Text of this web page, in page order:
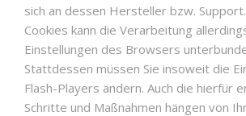
sich an dessen Hersteller bzw.
Cookies kann die Verarbeitung
Einstellungen des Browsers
Stattdessen müssen Sie insoweit die
Flash-Players ändern. Auch die hierfür
Schritte und Maßnahmen hängen von